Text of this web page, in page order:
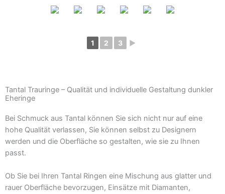
1 2 3 ►
Tantal Trauringe – Qualität und individuelle Gestaltung dunkler
Eheringe
Bei Schmuck aus Tantal können Sie sich nicht nur auf eine
hohe Qualität verlassen, Sie können selbst zu Designern
werden und die Oberfläche so gestalten, wie sie zu Ihnen
passt.
Ob Sie bei Ihren Tantal Ringen eine Mischung aus glatter und
rauer Oberfläche bevorzugen, Einsätze mit Diamanten,